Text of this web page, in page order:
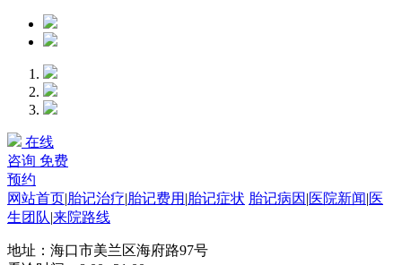
在线
咨询 免费
预约
网站首页|胎记治疗|胎记费用 |胎记症状 胎记病因 |医院新闻|医
生团队|来院路线
地址：海口市美兰区海府路97号